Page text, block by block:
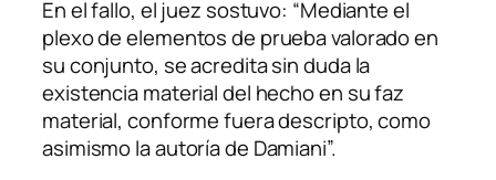
En el fallo, el juez sostuvo: “Mediante el
plexo de elementos de prueba valorado en
su conjunto, se acredita sin duda la
existencia material del hecho en su faz
material, conforme fuera descripto, como
asimismo la autoría de Damiani”.